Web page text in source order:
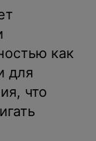
как
для
что